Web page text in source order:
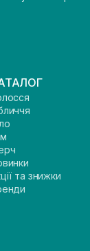
та знижки